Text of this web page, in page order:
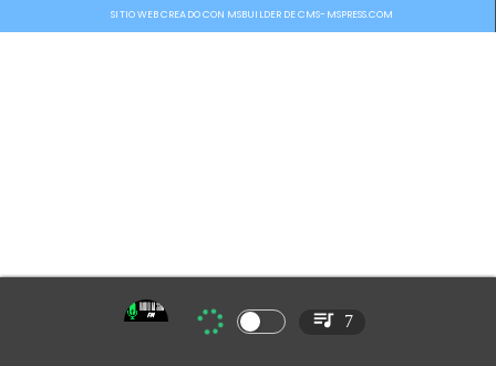
SITIO WEB CREADO CON MSBUILDER DE CMS-MSPRESS.COM
7